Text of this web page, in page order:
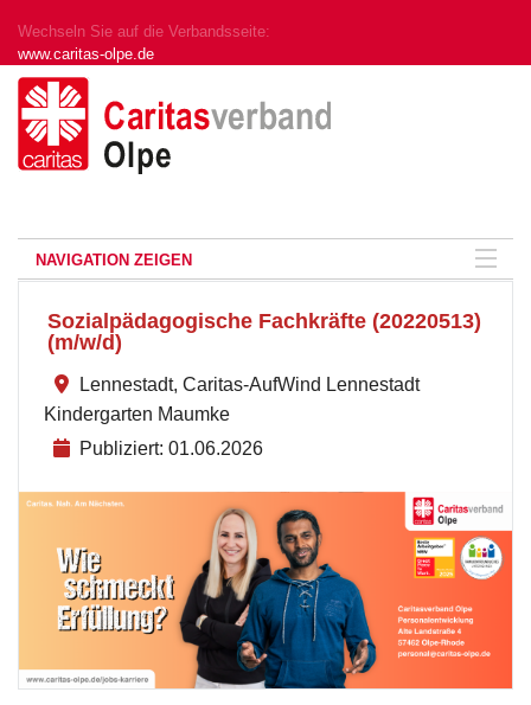
Wechseln Sie auf die Verbandsseite:
www.caritas-olpe.de
NAVIGATION ZEIGEN
Sozialpädagogische Fachkräfte (20220513)
(m/w/d)
Lennestadt, Caritas-AufWind Lennestadt
Kindergarten Maumke
Publiziert: 01.06.2026